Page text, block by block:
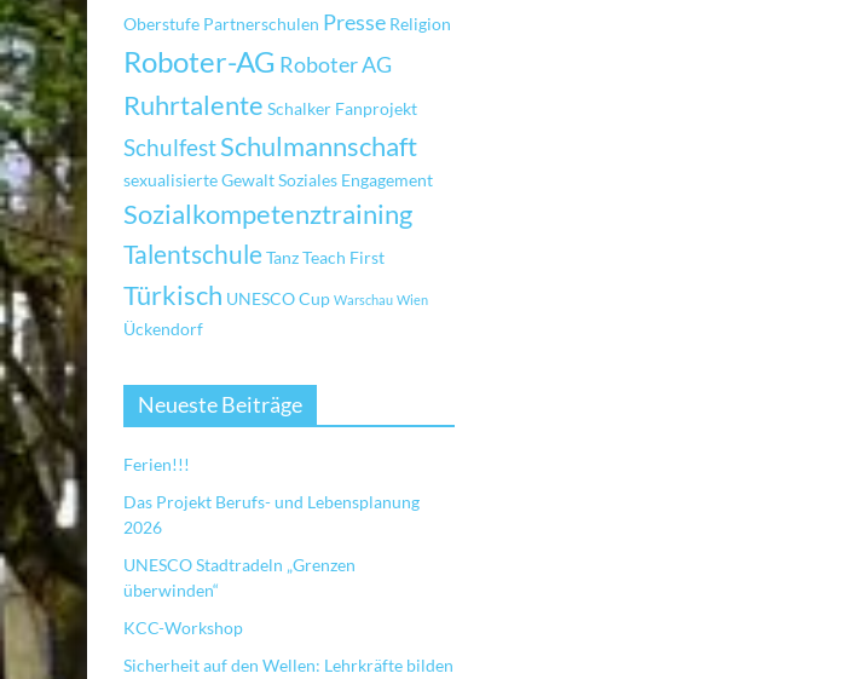
Oberstufe Partnerschulen Presse Religion
Roboter-AG Roboter AG
Ruhrtalente Schalker Fanprojekt
SchulfestSchulmannschaft
sexualisierte GewaltSoziales Engagement
Sozialkompetenztraining
TalentschuleTanzTeach First
Türkisch UNESCO Cup Warschau Wien
Ückendorf
Neueste Beiträge
Ferien!!!
Das Projekt Berufs- und Lebensplanung
2026
UNESCO Stadtradeln „Grenzen
überwinden“
KCC-Workshop
Sicherheit auf den Wellen: Lehrkräfte bilden